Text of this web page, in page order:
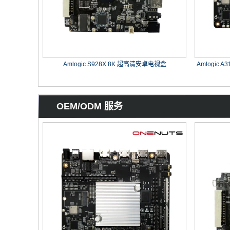
Amlogic S928X 8K 超高清安卓电视盒 Amlogic
OEM/ODM 服务